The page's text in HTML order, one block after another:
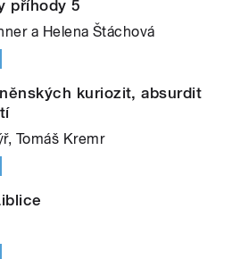
příhody 5
a Helena Štáchová
kuriozit, absurdit
Tomáš Kremr